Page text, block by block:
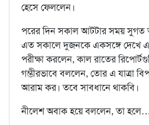
হেসে ফেললেন।
পরের দিন সকাল আটটার সময় সুগত
এত সকালে দুজনকে একসঙ্গে দেখে
পরীক্ষা করলেন, কাল রাতের
গম্ভীরভাবে বললেন, তোর এ যাত্রা
আরাম কর। তবে সাবধানে থাকবি।
নীলেশ অবাক হয়ে বললেন, তা হলে…